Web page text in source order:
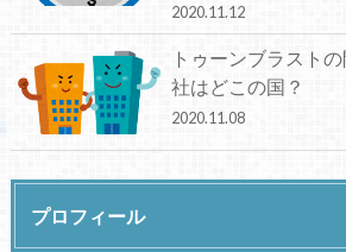
2020.11.12
トゥーンブラスト
社はどこの国？
2020.11.08
プロフィール